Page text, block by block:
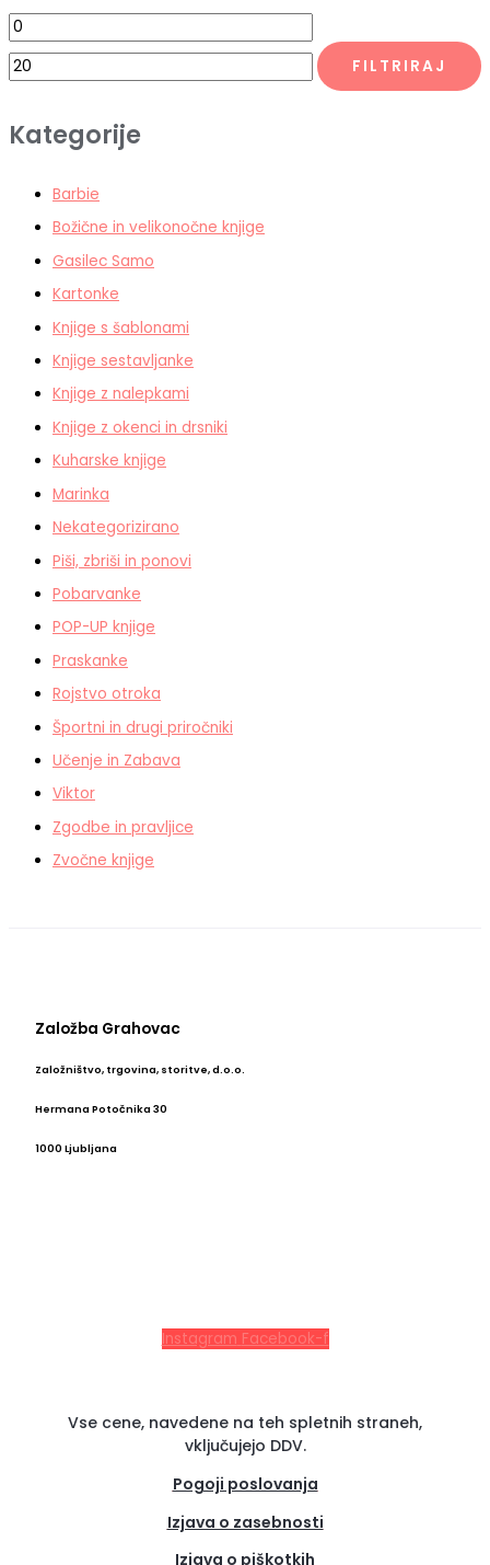
FILTRIRAJ
Kategorije
Barbie
Božične in velikonočne knjige
Gasilec Samo
Kartonke
Knjige s šablonami
Knjige sestavljanke
Knjige z nalepkami
Knjige z okenci in drsniki
Kuharske knjige
Marinka
Nekategorizirano
Piši, zbriši in ponovi
Pobarvanke
POP-UP knjige
Praskanke
Rojstvo otroka
Športni in drugi priročniki
Učenje in Zabava
Viktor
Zgodbe in pravljice
Zvočne knjige
Založba Grahovac
Založništvo, trgovina, storitve, d.o.o.
Hermana Potočnika 30
1000 Ljubljana
Instagram Facebook-f
Vse cene, navedene na teh spletnih straneh,
vključujejo DDV.
Pogoji poslovanja
Izjava o zasebnosti
Izjava o piškotkih